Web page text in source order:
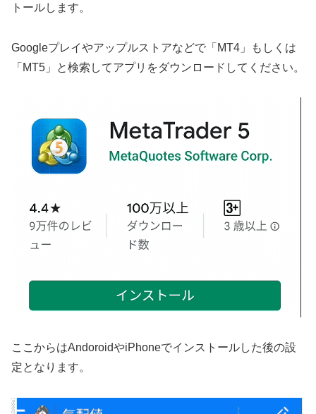
トールします。
Googleプレイやアップルストアなどで「MT4」もしくは
「MT5」と検索してアプリをダウンロードしてください。
ここからはAndoroidやiPhoneでインストールした後の設
定となります。